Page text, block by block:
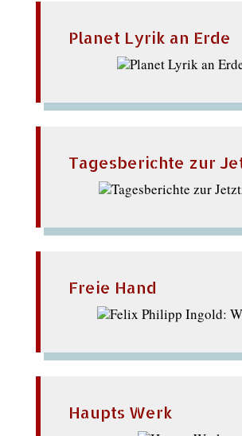
Planet Lyrik an Erde
Tagesberichte zur
Freie Hand
Haupts Werk